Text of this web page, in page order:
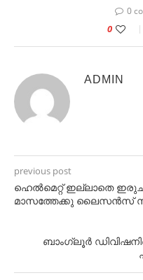
0
0
ADMIN
previous post
ഹെൽമെറ്റ്‌ ഇല്ലാതെ
മാസത്തേക്കു ലൈസൻസ്
ബാംഗ്ലൂർ